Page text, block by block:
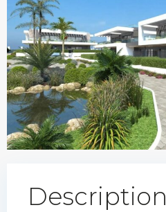
Description